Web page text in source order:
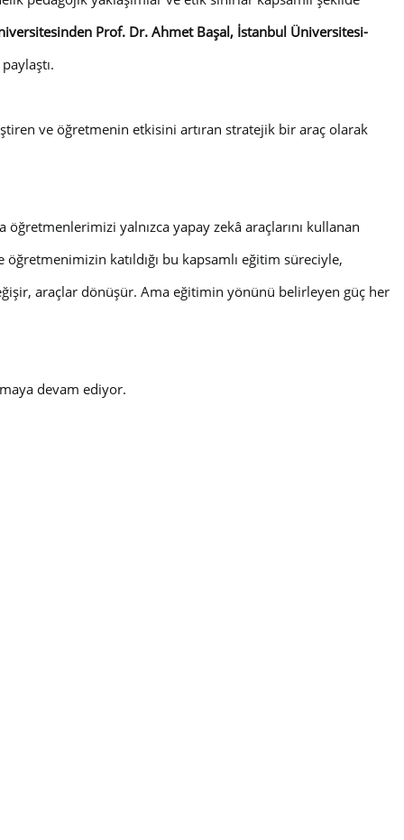
Prof. Dr. Ahmet Başal, İstanbul Üniversitesi-
ve öğretmenin etkisini artıran stratejik bir araç olarak
yalnızca yapay zekâ araçlarını kullanan
katıldığı bu kapsamlı eğitim süreciyle,
araçlar dönüşür. Ama eğitimin yönünü belirleyen güç her
devam ediyor.